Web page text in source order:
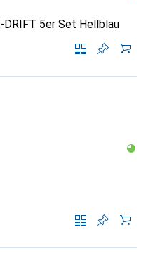
DRIFT 5er Set Hellblau